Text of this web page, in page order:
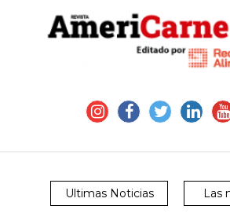
Ultimas Noticias Las